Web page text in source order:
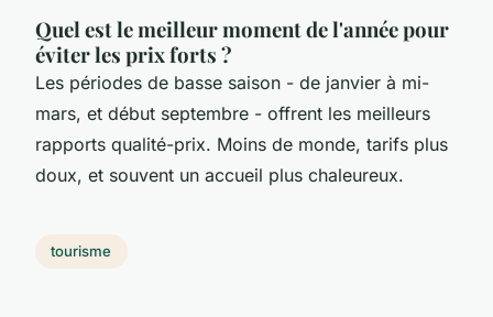
Quel est le meilleur moment de l'année pour
éviter les prix forts ?
Les périodes de basse saison - de janvier à mi-
mars, et début septembre - offrent les meilleurs
rapports qualité-prix. Moins de monde, tarifs plus
doux, et souvent un accueil plus chaleureux.
tourisme